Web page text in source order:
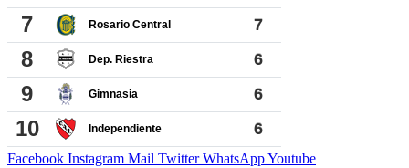
Facebook Instagram Mail Twitter WhatsAppYoutube